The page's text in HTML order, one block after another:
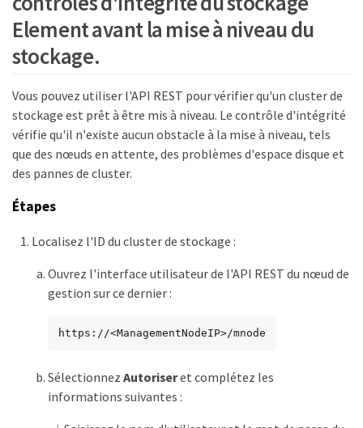
Element avant la mise à niveau du
stockage.
Vous pouvez utiliser l'API REST pour vérifier qu'un cluster de
stockage est prêt à être mis à niveau. Le contrôle d'intégrité
vérifie qu'il n'existe aucun obstacle à la mise à niveau, tels
que des nœuds en attente, des problèmes d'espace disque et
des pannes de cluster.
Étapes
Localisez l'ID du cluster de stockage :
Ouvrez l'interface utilisateur de l'API REST du nœud de
gestion sur ce dernier :
https://<ManagementNodeIP>/mnode
Sélectionnez Autoriseret complétez les
informations suivantes :